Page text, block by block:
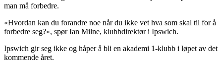
man må forbedre.
«Hvordan kan du forandre noe når du ikke vet hva som skal til for å
forbedre seg?», spør Ian Milne, klubbdirektør i Ipswich.
Ipswich gir seg ikke og håper å bli en akademi 1-klubb i løpet av det
kommende året.